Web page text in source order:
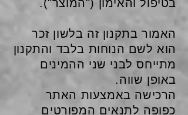
בטיפול והאימון ("המוצר").
האמור בתקנון זה בלשון זכר
הוא לשם הנוחות בלבד והתקנון
מתייחס לבני שני ההמינים
באופן שווה.
הרכישה באמצעות האתר
כפופה לתנאים המפורטים